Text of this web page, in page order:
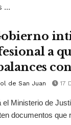
...
a
de San Juan 17
el Ministerio de
documentos que